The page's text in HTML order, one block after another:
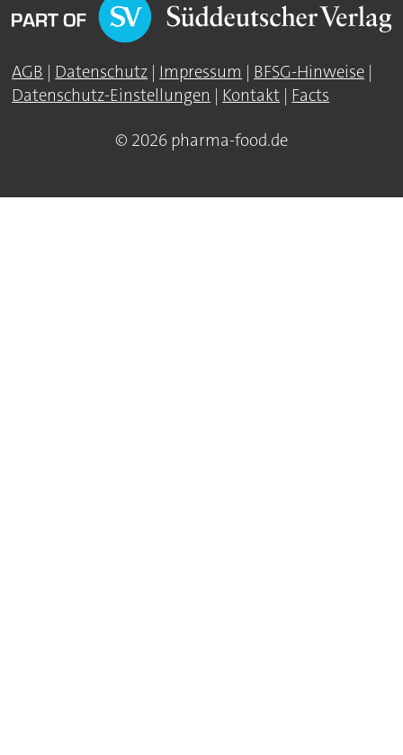
AGB | Datenschutz | Impressum | BFSG-Hinweise |
Datenschutz-Einstellungen | Kontakt | Facts
© 2026 pharma-food.de